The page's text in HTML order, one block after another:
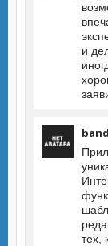
и
тех,